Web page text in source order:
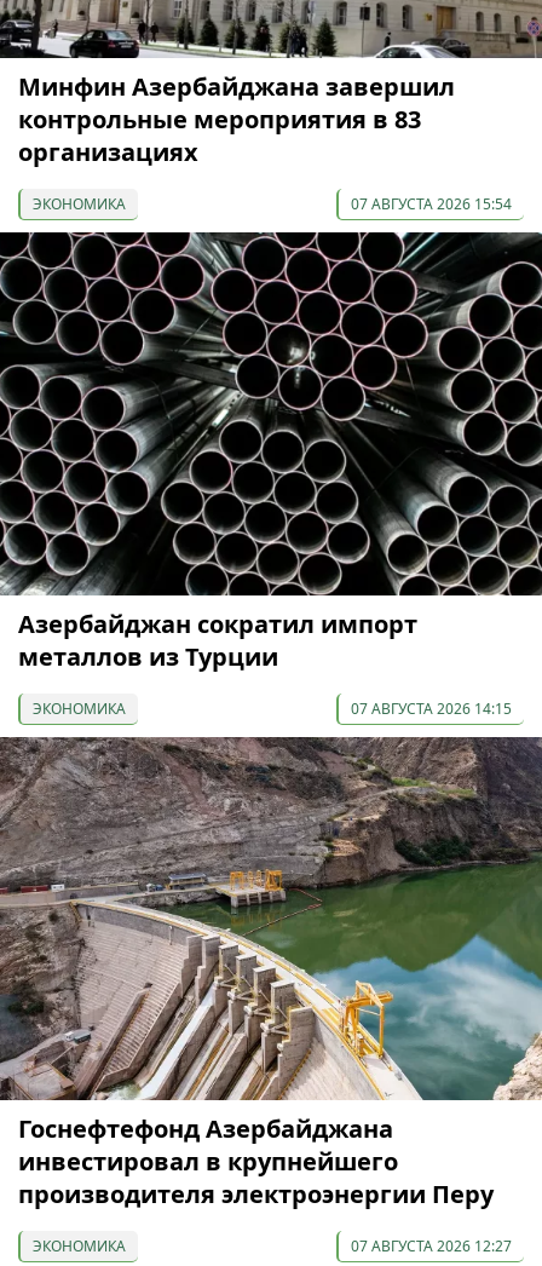
Минфин Азербайджана завершил
контрольные мероприятия в 83
организациях
ЭКОНОМИКА 07 АВГУСТА 2026 15:54
Азербайджан сократил импорт
металлов из Турции
ЭКОНОМИКА 07 АВГУСТА 2026 14:15
Госнефтефонд Азербайджана
инвестировал в крупнейшего
производителя электроэнергии Перу
ЭКОНОМИКА 07 АВГУСТА 2026 12:27